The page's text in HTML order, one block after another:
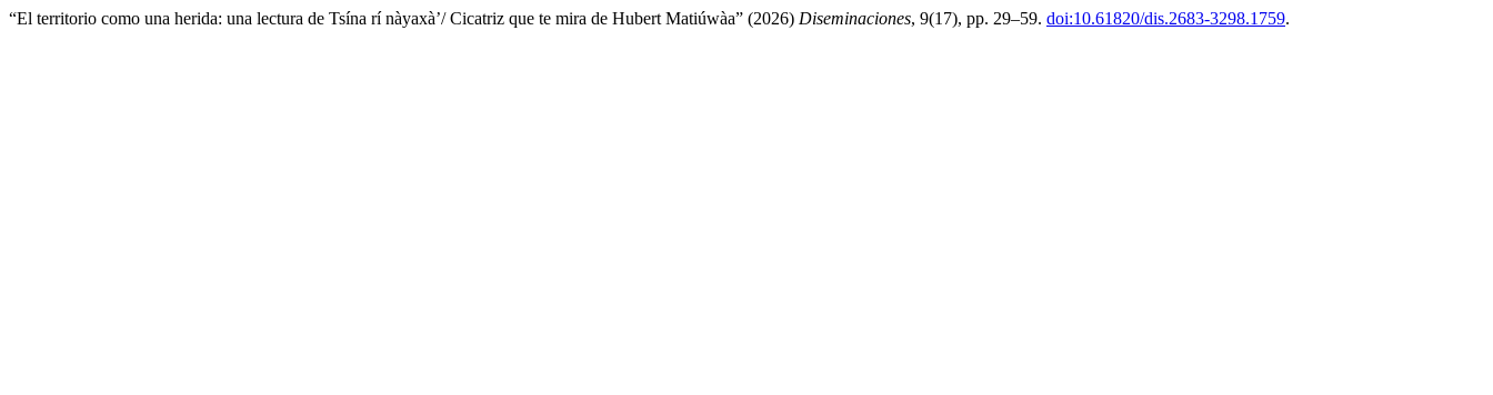
“El territorio como una herida: una lectura de Tsína rí nàyaxà’/ Cicatriz que te mira de Hubert Matiúwàa” (2026) Diseminaciones, 9(17), pp. 29–59. doi:10.61820/dis.2683-3298.1759.